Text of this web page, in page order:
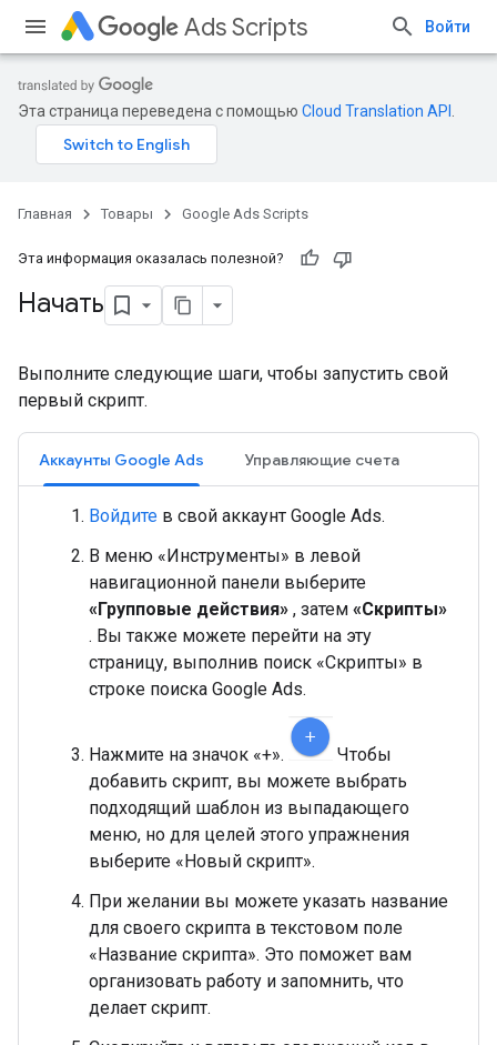
Ads Scripts Войти
Эта страница переведена с помощью Cloud Translation API
Главная Товары Google Ads Scripts
Эта информация оказалась полезной?
Начать
Выполните следующие шаги, чтобы запустить свой
первый скрипт.
Аккаунты Google Ads Управляющие счета
Войдите в свой аккаунт Google Ads.
В меню «Инструменты» в левой
навигационной панели выберите
«Групповые действия» , затем «Скрипты»
. Вы также можете перейти на эту
страницу, выполнив поиск «Скрипты» в
строке поиска Google Ads.
Нажмите на значок «+».
Чтобы
добавить скрипт, вы можете выбрать
подходящий шаблон из выпадающего
меню, но для целей этого упражнения
выберите «Новый скрипт».
При желании вы можете указать название
для своего скрипта в текстовом поле
«Название скрипта». Это поможет вам
организовать работу и запомнить, что
делает скрипт.